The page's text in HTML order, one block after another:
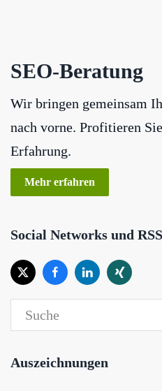
SEO-Beratung
Wir bringen gemeinsam
nach vorne. Profitieren
Erfahrung.
Mehr erfahren
Social Networks und
Auszeichnungen